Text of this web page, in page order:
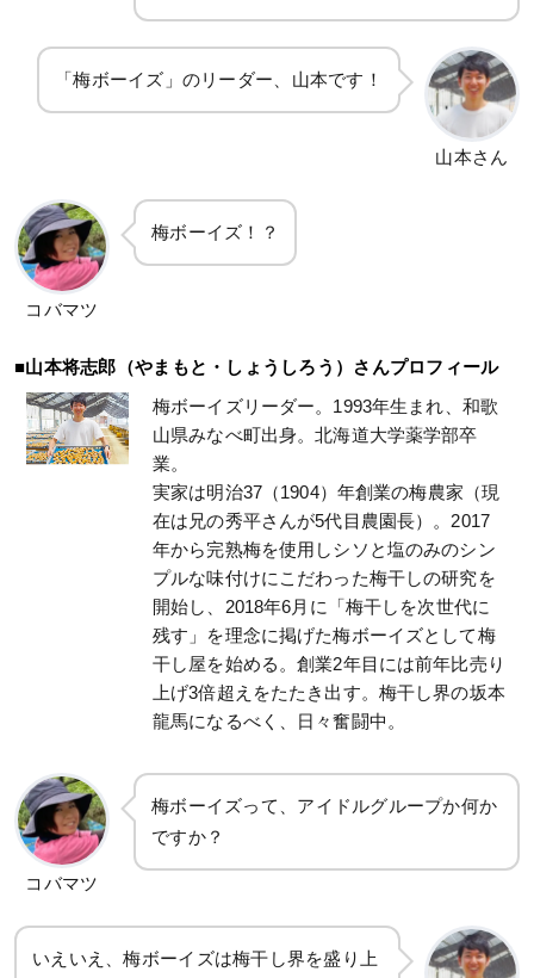
「梅ボーイズ」のリーダー、山本です！
山本さん
コバマツ
梅ボーイズ！？
■山本将志郎（やまもと・しょうしろう）さんプロフィール
梅ボーイズリーダー。1993年生まれ、和歌
山県みなべ町出身。北海道大学薬学部卒
業。
実家は明治37（1904）年創業の梅農家（現
在は兄の秀平さんが5代目農園長）。2017
年から完熟梅を使用しシソと塩のみのシン
プルな味付けにこだわった梅干しの研究を
開始し、2018年6月に「梅干しを次世代に
残す」を理念に掲げた梅ボーイズとして梅
干し屋を始める。創業2年目には前年比売り
上げ3倍超えをたたき出す。梅干し界の坂本
龍馬になるべく、日々奮闘中。
コバマツ
梅ボーイズって、アイドルグループか何か
ですか？
いえいえ、梅ボーイズは梅干し界を盛り上